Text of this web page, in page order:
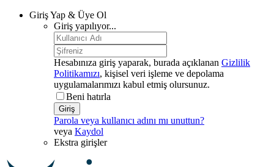
Giriş Yap & Üye Ol
Giriş yapılıyor...
Hesabınıza giriş yaparak, burada açıklanan Gizlilik
Politikamızı, kişisel veri işleme ve depolama
uygulamalarımızı kabul etmiş olursunuz.
Beni hatırla
Giriş
Parola veya kullanıcı adını mı unuttun?
veya Kaydol
Ekstra girişler